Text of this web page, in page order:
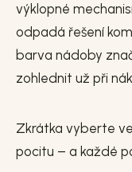
výklopné
odpadá řešení
barva nádoby
zohlednit už při
Zkrátka vyberte
pocitu – a každé